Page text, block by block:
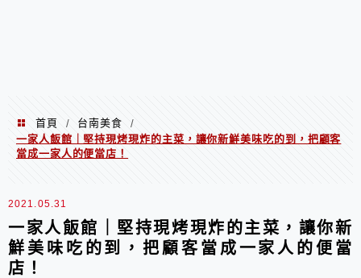
首頁 / 台南美食
/
一家人飯館｜堅持現烤現炸的主菜，讓你新鮮美味吃的到，把顧客
當成一家人的便當店！
2021.05.31
一家人飯館｜堅持現烤現炸的主菜，讓你新
鮮美味吃的到，把顧客當成一家人的便當
店！